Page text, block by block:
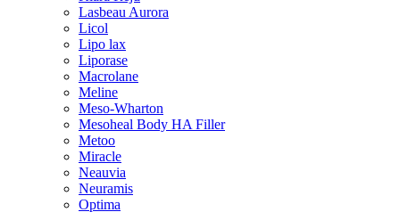
Lasbeau Aurora
Licol
Lipo lax
Liporase
Macrolane
Meline
Meso-Wharton
Mesoheal Body HA Filler
Metoo
Miracle
Neauvia
Neuramis
Optima